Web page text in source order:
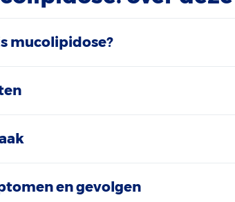
mucolipidose?
en gevolgen